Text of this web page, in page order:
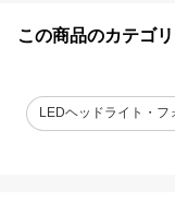
この商品のカテゴ
LEDヘッドライト・フ